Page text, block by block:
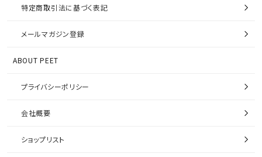
特定商取引法に基づく表記
メールマガジン登録
ABOUT PEET
プライバシーポリシー
会社概要
ショップリスト